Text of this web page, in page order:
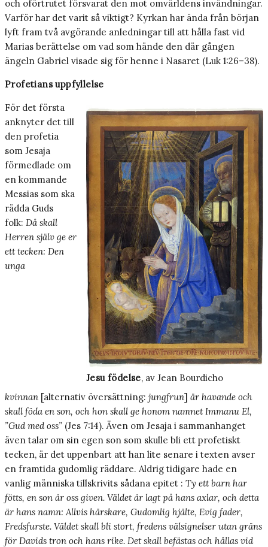
och oförtrutet försvarat den mot omvärldens invändningar.
Varför har det varit så viktigt? Kyrkan har ända från början
lyft fram två avgörande anledningar till att hålla fast vid
Marias berättelse om vad som hände den där gången
ängeln Gabriel visade sig för henne i Nasaret (Luk 1:26–38).
Profetians uppfyllelse
Jesu födelse, av Jean Bourdicho
För det första
anknyter det till
den profetia
som Jesaja
förmedlade om
en kommande
Messias som ska
rädda Guds
folk: Då skall
Herren själv ge er
ett tecken: Den
unga
kvinnan [alternativ översättning: jungfrun] är havande och
skall föda en son, och hon skall ge honom namnet Immanu El,
”Gud med oss” (Jes 7:14). Även om Jesaja i sammanhanget
även talar om sin egen son som skulle bli ett profetiskt
tecken, är det uppenbart att han lite senare i texten avser
en framtida gudomlig räddare. Aldrig tidigare hade en
vanlig människa tillskrivits sådana epitet : Ty ett barn har
fötts, en son är oss given. Väldet är lagt på hans axlar, och detta
är hans namn: Allvis härskare, Gudomlig hjälte, Evig fader,
Fredsfurste. Väldet skall bli stort, fredens välsignelser utan gräns
för Davids tron och hans rike. Det skall befästas och hållas vid